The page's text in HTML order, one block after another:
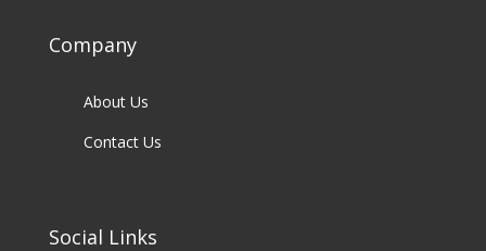
Company
About Us
Contact Us
Social Links